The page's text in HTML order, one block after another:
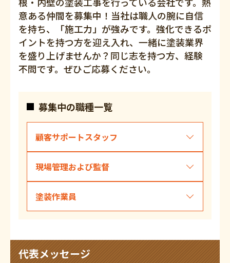
意ある仲間を募集中！当社は職人の腕に自信
を持ち、「施工力」が強みです。強化できるポ
イントを持つ方を迎え入れ、一緒に塗装業界
を盛り上げませんか？同じ志を持つ方、経験
不問です。ぜひご応募ください。
募集中の職種一覧
顧客サポートスタッフ
現場管理および監督
塗装作業員
代表メッセージ